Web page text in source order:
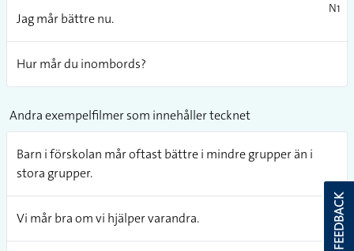
Jag mår bättre nu.
N1
Hur mår du inombords?
Andra exempelfilmer som innehåller tecknet
Barn i förskolan mår oftast bättre i mindre grupper än i
stora grupper.
Vi mår bra om vi hjälper varandra. FEEDBACK